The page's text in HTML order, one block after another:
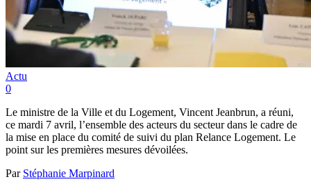
Actu
0
Le ministre de la Ville et du Logement, Vincent Jeanbrun, a réuni,
ce mardi 7 avril, l’ensemble des acteurs du secteur dans le cadre de
la mise en place du comité de suivi du plan Relance Logement. Le
point sur les premières mesures dévoilées.
Par Stéphanie Marpinard